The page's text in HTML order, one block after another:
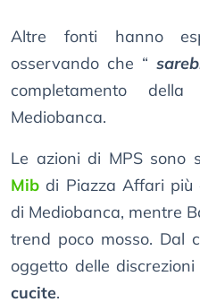
Altre fonti hanno
osservando che “
completamento
Mediobanca.
Le azioni di MPS sono
Mib di Piazza Affari più
di Mediobanca, mentre
trend poco mosso. Dal
oggetto delle discrezioni
cucite.